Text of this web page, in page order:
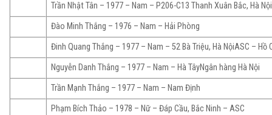
Trần Nhật Tân – 1977 – Nam – P206-C13 Thanh Xuân Bắc, Hà
Đào Minh Thắng – 1976 – Nam – Hải Phòng
Đinh Quang Thắng – 1977 – Nam – 52 Bà Triệu, Hà NộiASC – Hồ
Nguyễn Danh Thắng – 1977 – Nam – Hà TâyNgân hàng Hà Nội
Trần Mạnh Thắng – 1977 – Nam – Nam Định
Phạm Bích Thảo – 1978 – Nữ – Đáp Cầu, Bắc Ninh – ASC